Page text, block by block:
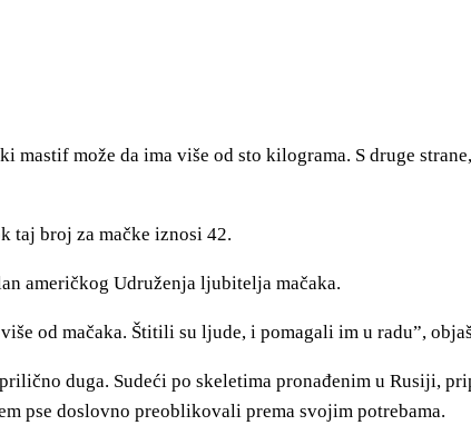
može da ima više od sto kilograma. S druge
taj broj za mačke iznosi 42.
američkog Udruženja ljubitelja mačaka.
od mačaka. Štitili su ljude, i pomagali im u radu”,
duga. Sudeći po skeletima pronađenim u Rusiji,
pse doslovno preoblikovali prema svojim potrebama.